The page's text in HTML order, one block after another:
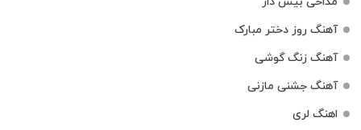
آهنگ روز دختر مبارک
آهنگ زنگ گوشی
آهنگ جشنی مازنی
اهنگ لری